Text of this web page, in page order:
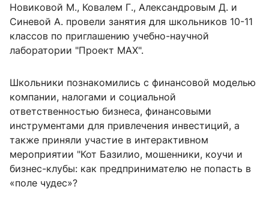
Новиковой М., Ковалем Г., Александровым Д. и
Синевой А. провели занятия для школьников 10-11
классов по приглашению учебно-научной
лаборатории "Проект МАХ".
Школьники познакомились с финансовой моделью
компании, налогами и социальной
ответственностью бизнеса, финансовыми
инструментами для привлечения инвестиций, а
также приняли участие в интерактивном
мероприятии "Кот Базилио, мошенники, коучи и
бизнес-клубы: как предпринимателю не попасть в
«поле чудес»?